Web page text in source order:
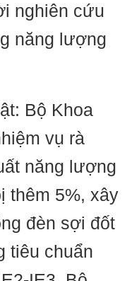
nghiên cứu
năng lượng
Bộ Khoa
vụ rà
năng lượng
thêm 5%, xây
đèn sợi đốt
tiêu chuẩn